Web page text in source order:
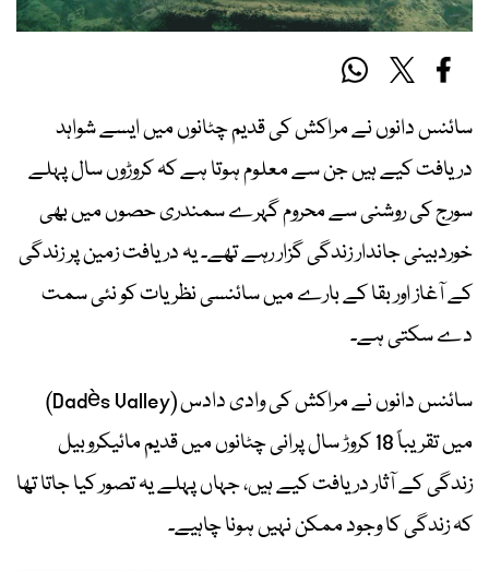
سائنس دانوں نے مراکش کی قدیم چٹانوں میں ایسے شواہد
دریافت کیے ہیں جن سے معلوم ہوتا ہے کہ کروڑوں سال پہلے
سورج کی روشنی سے محروم گہرے سمندری حصوں میں بھی
خوردبینی جاندار زندگی گزار رہے تھے۔ یہ دریافت زمین پر زندگی
کے آغاز اور بقا کے بارے میں سائنسی نظریات کو نئی سمت
دے سکتی ہے۔
سائنس دانوں نے مراکش کی وادی دادس (Dadès Valley)
میں تقریباً 18 کروڑ سال پرانی چٹانوں میں قدیم مائیکروبیل
زندگی کے آثار دریافت کیے ہیں، جہاں پہلے یہ تصور کیا جاتا تھا
کہ زندگی کا وجود ممکن نہیں ہونا چاہیے۔